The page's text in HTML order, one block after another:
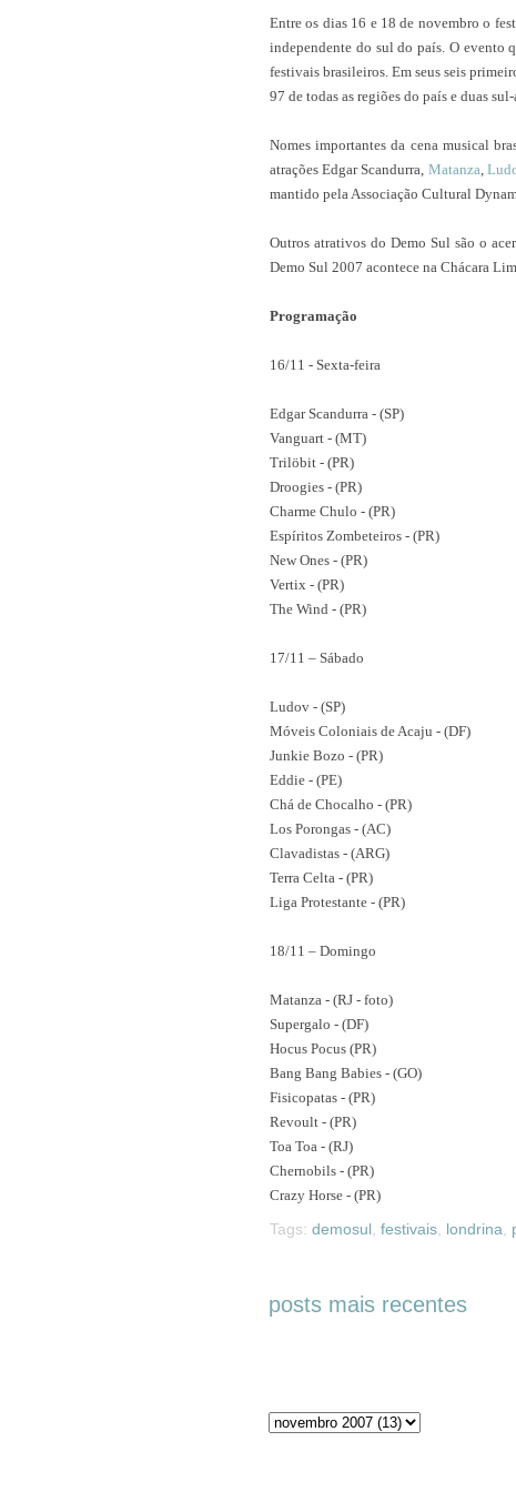
Entre os dias 16 e 18 de novembro o
independente do sul do país. O evento
festivais brasileiros. Em seus seis
97 de todas as regiões do país e duas sul-
Nomes importantes da cena musical
atrações Edgar Scandurra, Matanza
mantido pela Associação Cultural
Outros atrativos do Demo Sul são o
Demo Sul 2007 acontece na Chácara
Programação
16/11 - Sexta-feira
Edgar Scandurra - (SP)
Vanguart - (MT)
Trilöbit - (PR)
Droogies - (PR)
Charme Chulo - (PR)
Espíritos Zombeteiros - (PR)
New Ones - (PR)
Vertix - (PR)
The Wind - (PR)
17/11 – Sábado
Ludov - (SP)
Móveis Coloniais de Acaju - (DF)
Junkie Bozo - (PR)
Eddie - (PE)
Chá de Chocalho - (PR)
Los Porongas - (AC)
Clavadistas - (ARG)
Terra Celta - (PR)
Liga Protestante - (PR)
18/11 – Domingo
Matanza - (RJ - foto)
Supergalo - (DF)
Hocus Pocus (PR)
Bang Bang Babies - (GO)
Fisicopatas - (PR)
Revoult - (PR)
Toa Toa - (RJ)
Chernobils - (PR)
Crazy Horse - (PR)
Tags: demosul festivais londrina
posts mais recentes